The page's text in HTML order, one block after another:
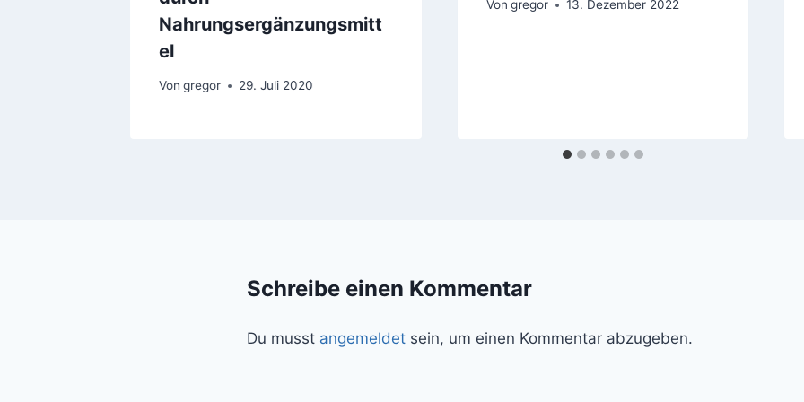
Nahrungsergänzungsmitt
el
Von gregor 29. Juli 2020
Von gregor 13. Dezember 2022
Schreibe einen Kommentar
Du musst angemeldet sein, um einen Kommentar abzugeben.